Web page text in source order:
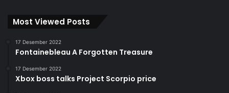
Most Viewed Posts
17 Desember 2022
Fontainebleau A Forgotten Treasure
17 Desember 2022
Xbox boss talks Project Scorpio price